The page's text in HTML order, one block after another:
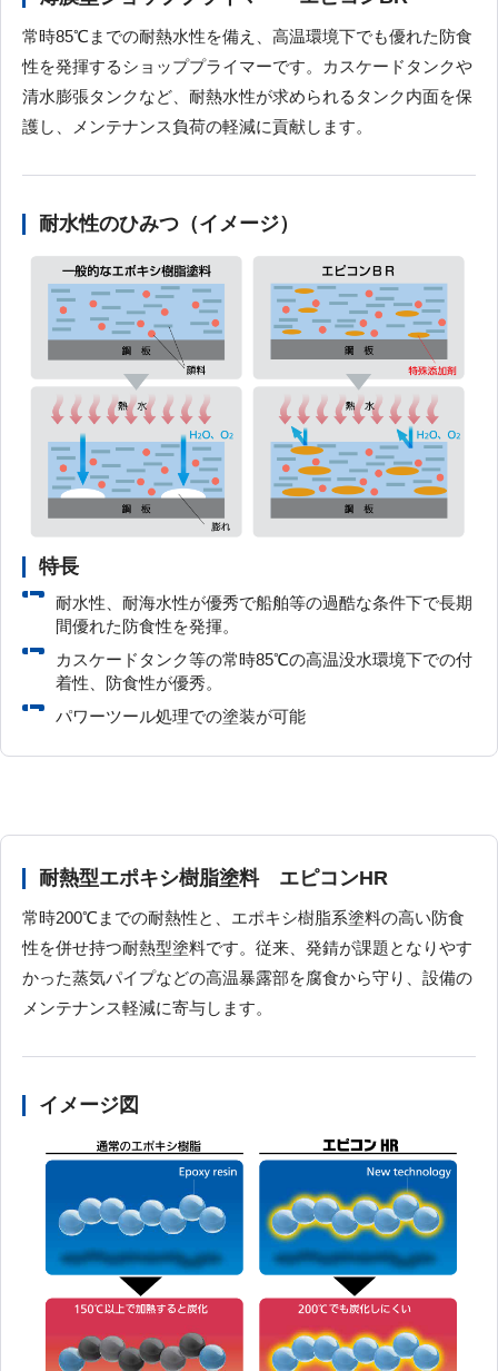
常時85℃までの耐熱水性を備え、高温環境下でも優れた防食
性を発揮するショッププライマーです。カスケードタンクや
清水膨張タンクなど、耐熱水性が求められるタンク内面を保
護し、メンテナンス負荷の軽減に貢献します。
特長
耐水性、耐海水性が優秀で船舶等の過酷な条件下で長期
間優れた防食性を発揮。
カスケードタンク等の常時85℃の高温没水環境下での付
着性、防食性が優秀。
パワーツール処理での塗装が可能
耐水性のひみつ（イメージ）
耐熱型エポキシ樹脂塗料 エピコンHR
常時200℃までの耐熱性と、エポキシ樹脂系塗料の高い防食
性を併せ持つ耐熱型塗料です。従来、発錆が課題となりやす
かった蒸気パイプなどの高温暴露部を腐食から守り、設備の
メンテナンス軽減に寄与します。
イメージ図